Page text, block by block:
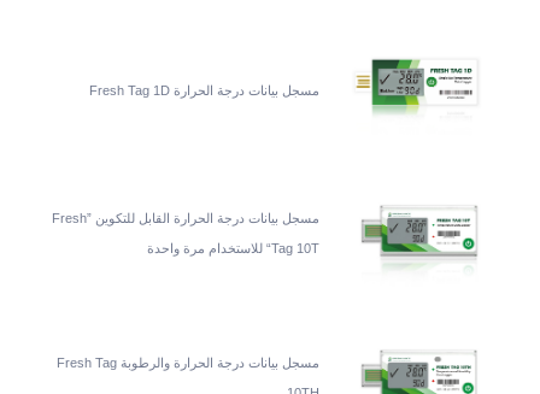
مسجل بيانات درجة الحرارة Fresh Tag 1D
مسجل بيانات درجة الحرارة القابل للتكوين ”Fresh
Tag 10T“ للاستخدام مرة واحدة
مسجل بيانات درجة الحرارة والرطوبة Fresh Tag